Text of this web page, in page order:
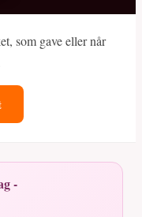
som gave eller når
-